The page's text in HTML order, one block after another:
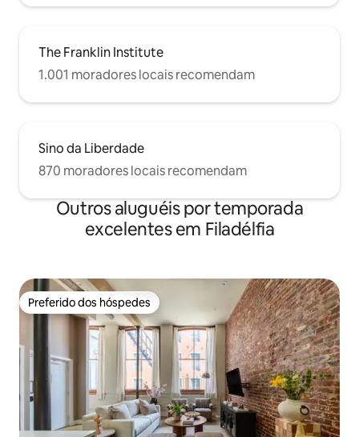
The Franklin Institute
1.001 moradores locais recomendam
Sino da Liberdade
870 moradores locais recomendam
Outros aluguéis por temporada
excelentes em Filadélfia
Preferido dos hóspedes
Preferido dos hóspedes